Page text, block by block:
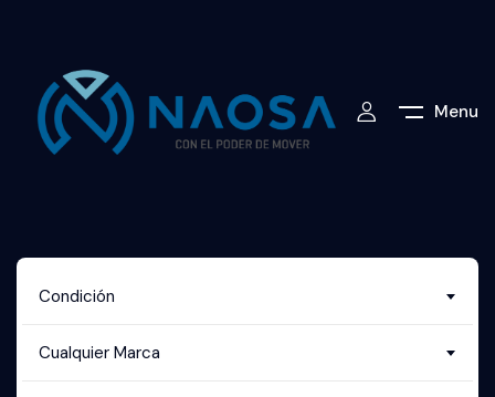
Menu
Condición
Cualquier Marca